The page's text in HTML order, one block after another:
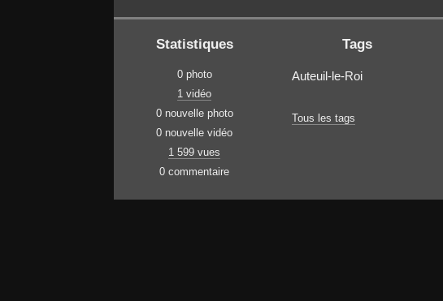
Statistiques
0 photo
1 vidéo
0 nouvelle photo
0 nouvelle vidéo
1 599 vues
0 commentaire
Tags
Auteuil-le-Roi
Tous les tags